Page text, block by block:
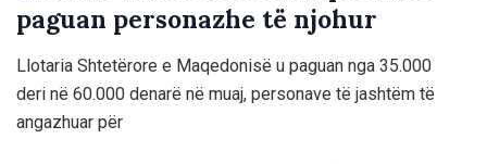
paguan personazhe të njohur
Llotaria Shtetërore e Maqedonisë u paguan nga 35.000
deri në 60.000 denarë në muaj, personave të jashtëm të
angazhuar për